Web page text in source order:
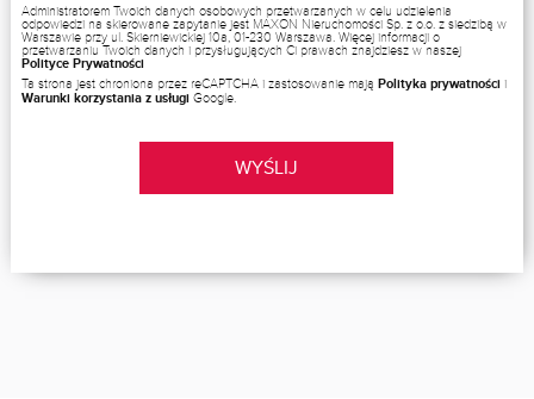
Administratorem Twoich danych osobowych przetwarzanych w celu udzielenia
odpowiedzi na skierowane zapytanie jest MAXON Nieruchomości Sp. z o.o. z siedzibą w
Warszawie przy ul. Skierniewickiej 10a, 01-230 Warszawa. Więcej informacji o
przetwarzaniu Twoich danych i przysługujących Ci prawach znajdziesz w naszej
Polityce Prywatności
Ta strona jest chroniona przez reCAPTCHA i zastosowanie mają Polityka prywatności i
Warunki korzystania z usługi Google.
WYŚLIJ